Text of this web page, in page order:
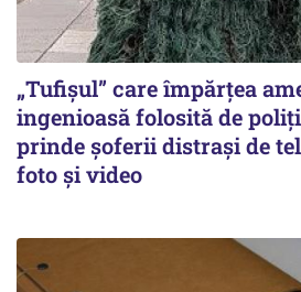
„Tufișul” care împărțea
ingenioasă folosită de
prinde șoferii distrași de
foto și video